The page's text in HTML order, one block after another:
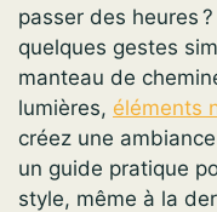
passer des heures
quelques gestes
manteau de
lumières, éléments
créez une
un guide pratique
style, même à la